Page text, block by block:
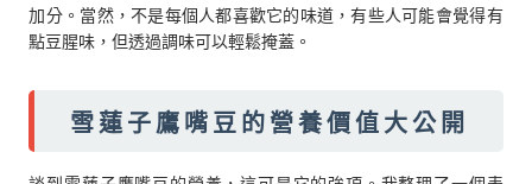
加分。當然，不是每個人都喜歡它的味道，有些人可能會覺得有
點豆腥味，但透過調味可以輕鬆掩蓋。
雪蓮子鷹嘴豆的營養價值大公開